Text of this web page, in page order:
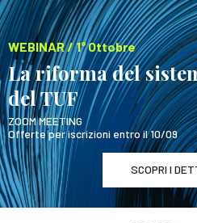
WEBINAR / 1° Ottobre
La riforma del
del TUF
ZOOM MEETING
Offerte per iscrizioni entro il 10/09
SCOPRI I